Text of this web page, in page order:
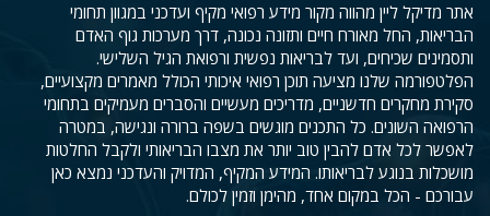
אתר מדיקל ליין מהווה מקור מידע רפואי מקיף ועדכני במגוון תחומי
הבריאות, החל מאורח חיים ותזונה נכונה, דרך מערכות גוף האדם
ותסמינים שכיחים, ועד לבריאות נפשית ורפואת הגיל השלישי.
הפלטפורמה שלנו מציעה תוכן רפואי איכותי הכולל מאמרים מקצועיים,
סקירת מחקרים חדשניים, מדריכים מעשיים והסברים מעמיקים בתחומי
הרפואה השונים. כל התכנים מוגשים בשפה ברורה ונגישה, במטרה
לאפשר לכל אדם להבין טוב יותר את מצבו הבריאותי ולקבל החלטות
מושכלות בנוגע לבריאותו. המידע המקיף, המדויק והעדכני נמצא כאן
עבורכם - הכל במקום אחד, מהימן וזמין לכולם.